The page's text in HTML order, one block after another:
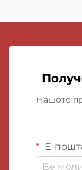
Нашото
Е-